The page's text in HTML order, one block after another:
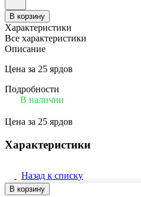
В корзину
Характеристики
Все характеристики
Описание
Цена за 25 ярдов
Подробности
В наличии
Цена за 25 ярдов
Характеристики
Назад к списку
В корзину